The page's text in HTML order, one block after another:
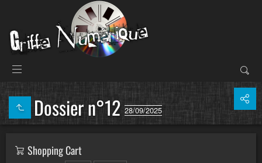
Dossier n°12 28/09/2025
Shopping Cart